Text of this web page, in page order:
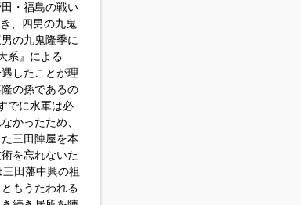
・福島の戦い
、四男の九鬼
の九鬼隆季に
系』による
したことが理
の孫であるの
でに水軍は必
かったため、
三田陣屋を本
を忘れないた
田藩中興の祖
もうたわれる